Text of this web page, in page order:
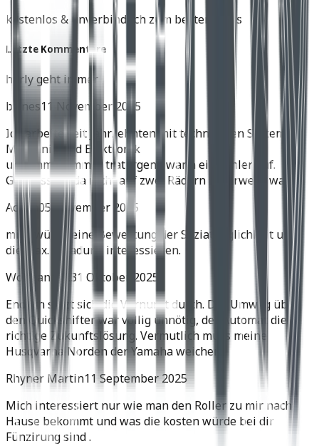
kostenlos & unverbindlich zum besten Preis
Letzte Kommentare
harly geht immer
birnes11 November 2025
Ich arbeite seit Jahrzehnten mit technischen Systemen,
Mechanik und Elektronik
und immer, immer trat irgend wann ein Fehler auf.
Gut dass ich da nicht auf zwei Rädern unterwegs war.
Achim05 November 2025
mich würde eine Bewertung der Soziatauglichkeit und
die max. Zuladung interessieren.
Wolfgang H.31 Oktober 2025
Endlich setzt sich die Vernunft durch. Der Umweg über
den Quickshifter war völlig unnötig, der Automat die
richtige Zukunftslösung. Vermutlich muss meine
Husqvarna Norden der Yamaha weichen.
Rhyner Martin11 September 2025
Mich interessiert nur wie man den Roller zu mir nach
Hause bekommt und was die kosten würde bei dir
Fünzirung sind .